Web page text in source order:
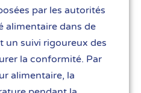
par les autorités
alimentaire dans de
un suivi rigoureux des
la conformité. Par
alimentaire, la